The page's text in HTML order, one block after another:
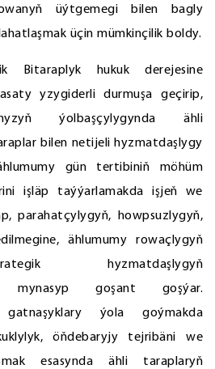
üýtgemegi bilen bagly
üçin mümkinçilik boldy.
Bitaraplyk hukuk derejesine
yzygiderli durmuşa geçirip,
ýolbaşçylygynda ähli
bilen netijeli hyzmatdaşlygy
gün tertibiniň möhüm
işläp taýýarlamakda işjeň we
parahatçylygyň, howpsuzlygyň,
ählumumy rowaçlygyň
hyzmatdaşlygyň
mynasyp goşant goşýar.
ýola goýmakda
öňdebaryjy tejribäni we
esasynda ähli taraplaryň